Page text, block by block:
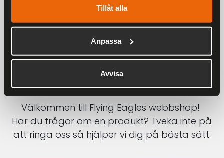
Tillåt alla
Anpassa
Avvisa
Välkommen till Flying Eagles webbshop!
Har du frågor om en produkt? Tveka inte på
att ringa oss så hjälper vi dig på bästa sätt.